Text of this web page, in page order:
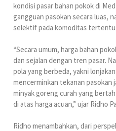
kondisi pasar bahan pokok di
gangguan pasokan secara luas,
selektif pada komoditas
“Secara umum, harga bahan
dan sejalan dengan tren pasar.
pola yang berbeda, yakni
mencerminkan tekanan pasokan
minyak goreng curah yang
di atas harga acuan,” ujar Ridho
Ridho menambahkan, dari